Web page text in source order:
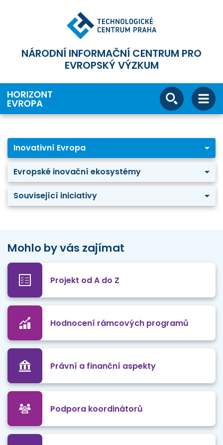
NÁRODNÍ INFORMAČNÍ CENTRUM PRO
EVROPSKÝ VÝZKUM
Inovativní Evropa
Evropské inovační ekosystémy
Související iniciativy
Mohlo by vás zajímat
Projekt od A do Z
Hodnocení rámcových programů
Právní a finanční aspekty
Podpora koordinátorů